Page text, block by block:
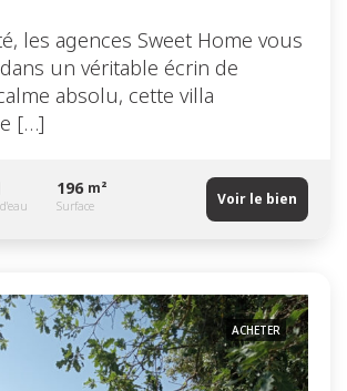
les agences Sweet Home vous
un véritable écrin de
absolu, cette villa
[…]
196 m²
Surface Voir le bien
ACHETER